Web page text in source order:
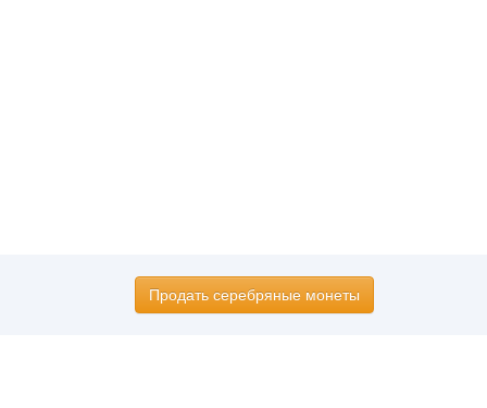
Продать серебряные монеты